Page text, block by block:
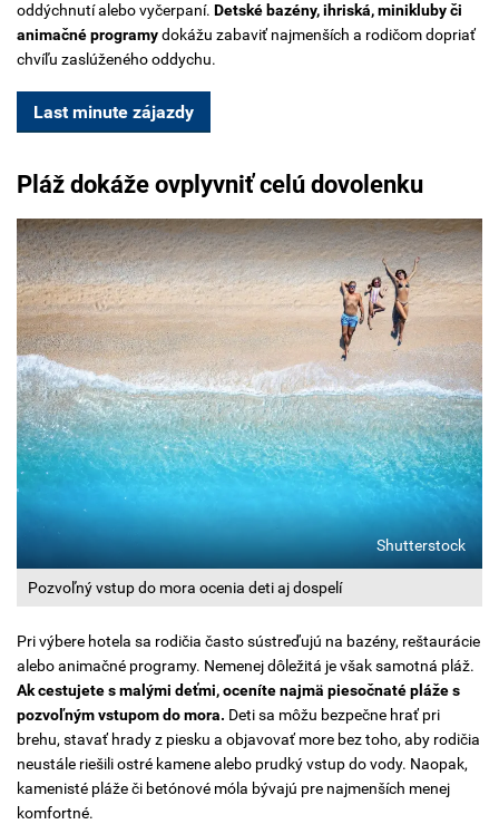
oddýchnutí alebo vyčerpaní. Detské bazény, ihriská, minikluby či
animačné programydokážu zabaviť najmenších a rodičom dopriať
chvíľu zaslúženého oddychu.
Last minute zájazdy
Pláž dokáže ovplyvniť celú dovolenku
Pozvoľný vstup do mora ocenia deti aj dospelí
Shutterstock
Pri výbere hotela sa rodičia často sústreďujú na bazény, reštaurácie
alebo animačné programy. Nemenej dôležitá je však samotná pláž.
Ak cestujete s malými deťmi, oceníte najmä piesočnaté pláže s
pozvoľným vstupom do mora. Deti sa môžu bezpečne hrať pri
brehu, stavať hrady z piesku a objavovať more bez toho, aby rodičia
neustále riešili ostré kamene alebo prudký vstup do vody. Naopak,
kamenisté pláže či betónové móla bývajú pre najmenších menej
komfortné.